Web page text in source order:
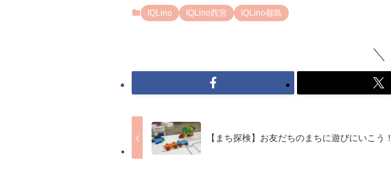
IQLino IQLino西宮 IQLino都島
【まち探検】お友だちのまちに遊びにいこう！